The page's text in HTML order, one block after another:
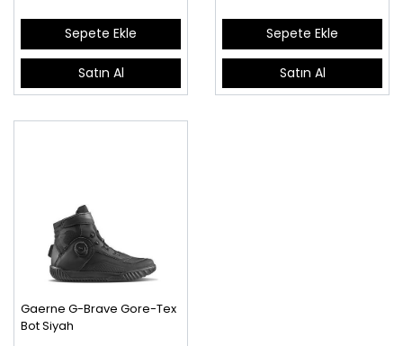
Sepete Ekle
Satın Al
Sepete Ekle
Satın Al
Gaerne G-Brave Gore-Tex
Bot Siyah